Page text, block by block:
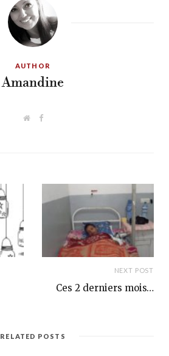
AUTHOR
Amandine
W
F
NEXT POST
Ces 2 derniers mois…
RELATED POSTS